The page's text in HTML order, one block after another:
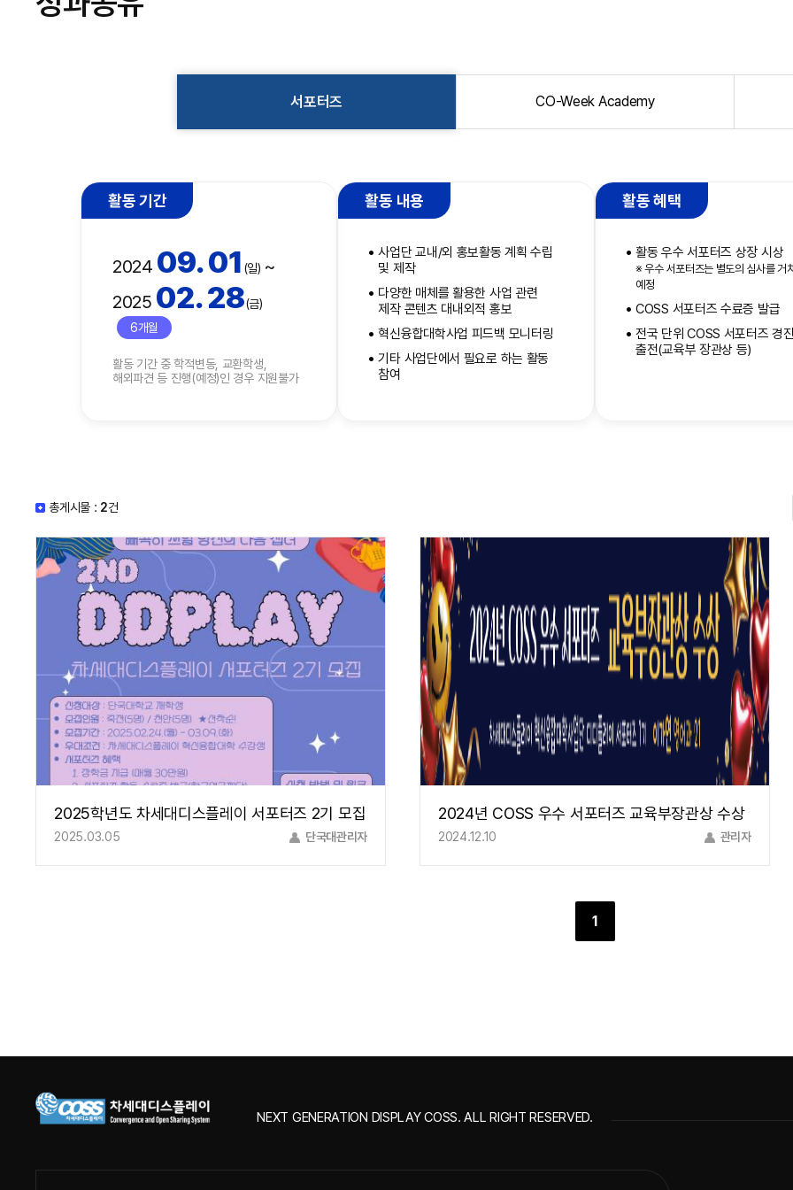
서포터즈 CO-Week Academy
활동 기간
2024 09. 01 (일) ~
2025 02. 28(금)
6개월
활동 기간 중 학적변동, 교환학생,
해외파견 등 진행(예정)인 경우 지원불가
활동 내용
사업단 교내/외 홍보활동 계획 수립
및 제작
다양한 매체를 활용한 사업 관련
제작 콘텐츠 대내외적 홍보
혁신융합대학사업 피드백 모니터링
기타 사업단에서 필요로 하는 활동
참여
활동 혜택
활동 우수 서포터즈 상장 시상
※ 우수 서포터즈는 별도의 심사를 거
예정
COSS 서포터즈 수료증 발급
전국 단위 COSS 서포터즈 경
출전(교육부 장관상 등)
총게시물 : 2건
2025학년도 차세대디스플레이 서포터즈 2기 모집
2025.03.05 단국대관리자
2024년 COSS 우수 서포터즈 교육부장관상 수상
2024.12.10 관리자
1
NEXT GENERATION DISPLAY COSS. ALL RIGHT RESERVED.